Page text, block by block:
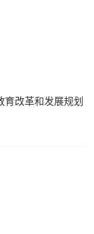
改革和发展规划